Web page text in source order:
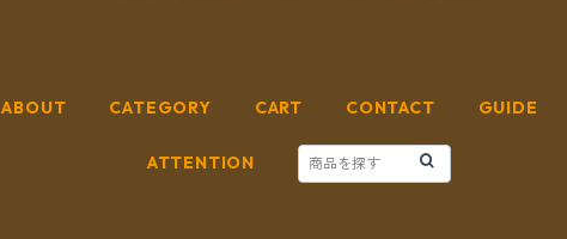
ABOUT CATEGORY CART CONTACT GUIDE
ATTENTION